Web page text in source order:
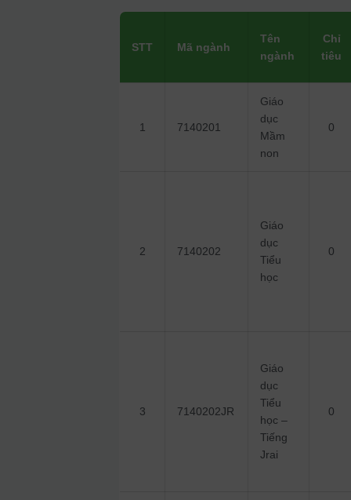
STT Mã ngành
Tên
ngành
Chỉ
tiêu
1 7140201
Giáo
dục
Mầm
non
0
2 7140202
Giáo
dục
Tiểu
học
0
3 7140202JR
Giáo
dục
Tiểu
học –
Tiếng
Jrai
0